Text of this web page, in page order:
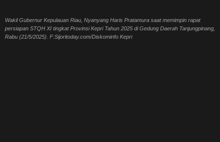
Wakil Gubernur Kepulauan Riau, Nyanyang Haris Pratamura saat memimpin rapat
persiapan STQH XI tingkat Provinsi Kepri Tahun 2025 di Gedung Daerah Tanjungpinang,
Rabu (21/5/2025). F:Sijoritoday.com/Diskominfo Kepri